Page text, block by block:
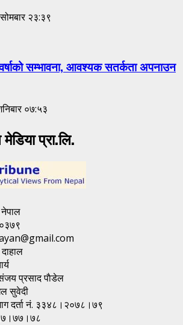
२३:३९
सम्भावना, आवश्यक सतर्कता अपनाउन
०७:५३
प्रा.लि.
नेपाल
प्रसाद पाैडेल
सुवेदी
दर्ता नं. ३३४८।२०७८।७९